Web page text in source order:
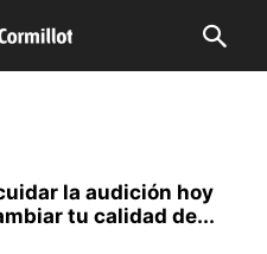
la audición hoy
tu calidad de...